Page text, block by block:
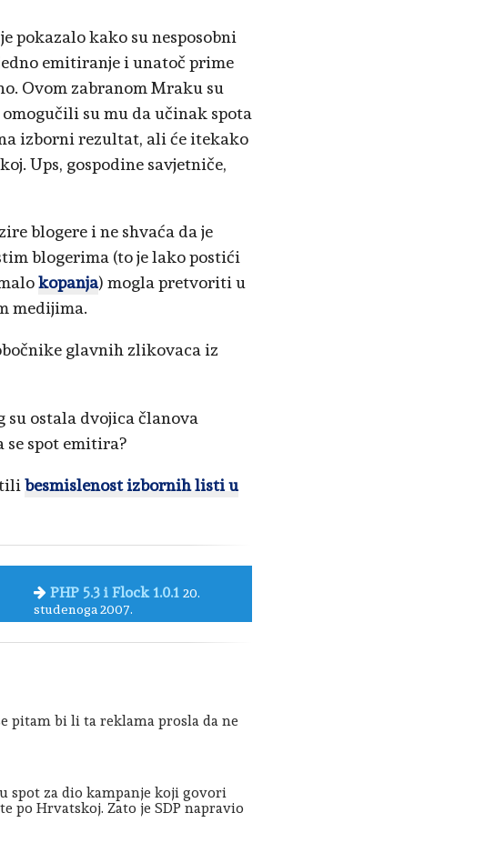
pokazalo kako su nesposobni
emitiranje i unatoč prime
Ovom zabranom Mraku su
su mu da učinak spota
izborni rezultat, ali će itekako
Ups, gospodine savjetniče,
blogere i ne shvaća da je
blogerima (to je lako postići
kopanja) mogla pretvoriti u
medijima.
glavnih zlikovaca iz
su ostala dvojica članova
se spot emitira?
besmislenost izbornih listi u
PHP 5.3 i Flock 1.0.1 20.
studenoga 2007.
pitam bi li ta reklama prosla da ne
spot za dio kampanje koji govori
po Hrvatskoj. Zato je SDP napravio